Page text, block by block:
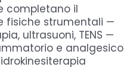
completano il
fisiche strumentali —
ultrasuoni, TENS —
e analgesico